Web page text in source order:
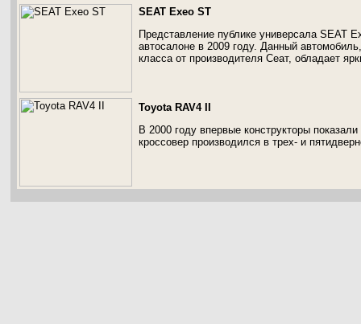
SEAT Exeo ST
Представление публике универсала SEAT
автосалоне в 2009 году. Данный
класса от производителя Сеат, обладает
Toyota RAV4 II
В 2000 году впервые конструкторы
кроссовер производился в трех- и